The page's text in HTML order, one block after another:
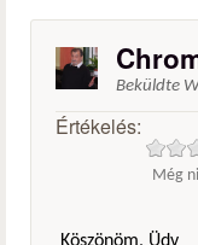
Beküldte
Értékelés:
Még